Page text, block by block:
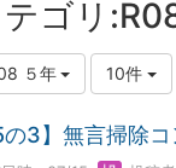
ゴリ
５年 10件
3】無言掃除コ